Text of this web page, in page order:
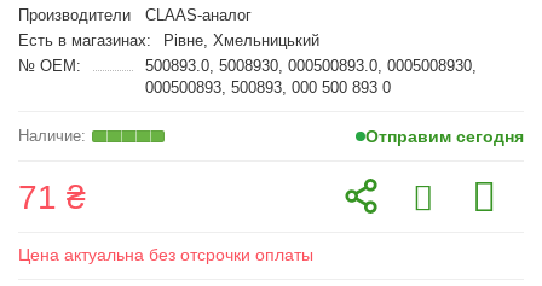
Производители
CLAAS-аналог
Есть в магазинах:
Рівне, Хмельницький
№ OEM:
500893.0, 5008930, 000500893.0, 0005008930,
000500893, 500893, 000 500 893 0
Отправим сегодня
71 ₴
Цена актуальна без отсрочки оплаты